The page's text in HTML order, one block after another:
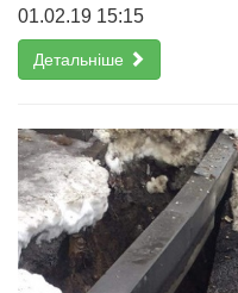
01.02.19 15:15
Детальніше